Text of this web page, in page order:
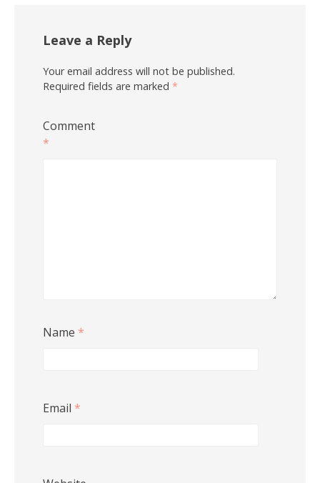
Leave a Reply
Your email address will not be published.
Required fields are marked *
Comment
*
Name *
Email *